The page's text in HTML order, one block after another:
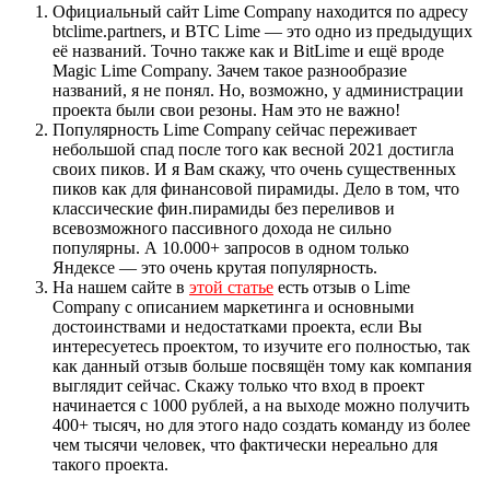
Официальный сайт Lime Company находится по адресу
btclime.partners, и BTC Lime — это одно из предыдущих
её названий. Точно также как и BitLime и ещё вроде
Magiс Lime Company. Зачем такое разнообразие
названий, я не понял. Но, возможно, у администрации
проекта были свои резоны. Нам это не важно!
Популярность Lime Company сейчас переживает
небольшой спад после того как весной 2021 достигла
своих пиков. И я Вам скажу, что очень существенных
пиков как для финансовой пирамиды. Дело в том, что
классические фин.пирамиды без переливов и
всевозможного пассивного дохода не сильно
популярны. А 10.000+ запросов в одном только
Яндексе — это очень крутая популярность.
На нашем сайте в этой статье есть отзыв о Lime
Company с описанием маркетинга и основными
достоинствами и недостатками проекта, если Вы
интересуетесь проектом, то изучите его полностью, так
как данный отзыв больше посвящён тому как компания
выглядит сейчас. Скажу только что вход в проект
начинается с 1000 рублей, а на выходе можно получить
400+ тысяч, но для этого надо создать команду из более
чем тысячи человек, что фактически нереально для
такого проекта.